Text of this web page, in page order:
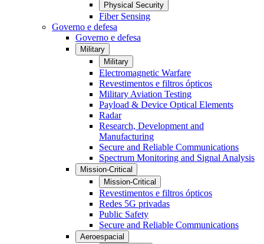
Physical Security
Fiber Sensing
Governo e defesa
Governo e defesa
Military
Military
Electromagnetic Warfare
Revestimentos e filtros ópticos
Military Aviation Testing
Payload & Device Optical Elements
Radar
Research, Development and
Manufacturing
Secure and Reliable Communications
Spectrum Monitoring and Signal Analysis
Mission-Critical
Mission-Critical
Revestimentos e filtros ópticos
Redes 5G privadas
Public Safety
Secure and Reliable Communications
Aeroespacial